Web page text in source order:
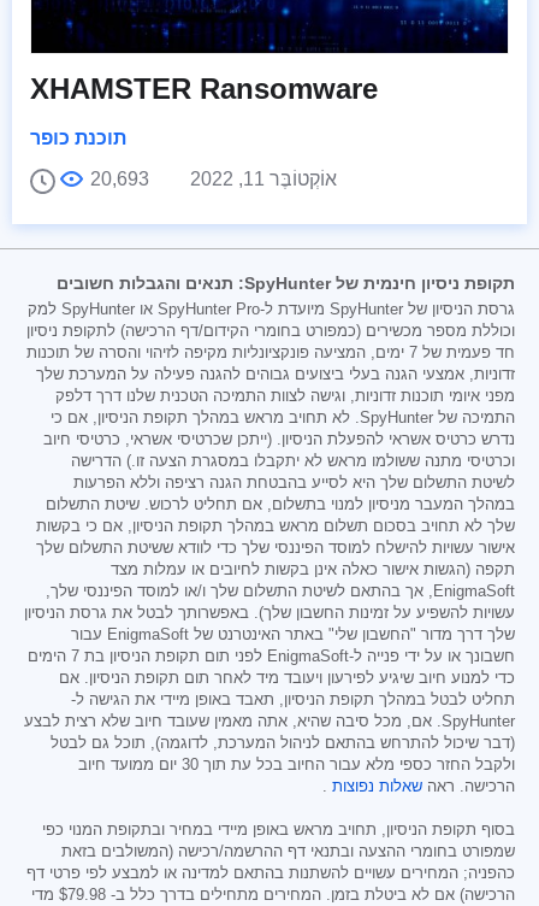
XHAMSTER Ransomware
תוכנת כופר
אוֹקְטוֹבֶּר 11, 2022
20,693
תקופת ניסיון חינמית של SpyHunter: תנאים והגבלות חשובים
גרסת הניסיון של SpyHunter מיועדת ל-SpyHunter Pro או SpyHunter למק
וכוללת מספר מכשירים (כמפורט בחומרי הקידום/דף הרכישה) לתקופת ניסיון
חד פעמית של 7 ימים, המציעה פונקציונליות מקיפה לזיהוי והסרה של תוכנות
זדוניות, אמצעי הגנה בעלי ביצועים גבוהים להגנה פעילה על המערכת שלך
מפני איומי תוכנות זדוניות, וגישה לצוות התמיכה הטכנית שלנו דרך דלפק
התמיכה של SpyHunter. לא תחויב מראש במהלך תקופת הניסיון, אם כי
נדרש כרטיס אשראי להפעלת הניסיון. (ייתכן שכרטיסי אשראי, כרטיסי חיוב
וכרטיסי מתנה ששולמו מראש לא יתקבלו במסגרת הצעה זו.) הדרישה
לשיטת התשלום שלך היא לסייע בהבטחת הגנה רציפה וללא הפרעות
במהלך המעבר מניסיון למנוי בתשלום, אם תחליט לרכוש. שיטת התשלום
שלך לא תחויב בסכום תשלום מראש במהלך תקופת הניסיון, אם כי בקשות
אישור עשויות להישלח למוסד הפיננסי שלך כדי לוודא ששיטת התשלום שלך
תקפה (הגשות אישור כאלה אינן בקשות לחיובים או עמלות מצד
EnigmaSoft, אך בהתאם לשיטת התשלום שלך ו/או למוסד הפיננסי שלך,
עשויות להשפיע על זמינות החשבון שלך). באפשרותך לבטל את גרסת הניסיון
שלך דרך מדור "החשבון שלי" באתר האינטרנט של EnigmaSoft עבור
חשבונך או על ידי פנייה ל-EnigmaSoft לפני תום תקופת הניסיון בת 7 הימים
כדי למנוע חיוב שיגיע לפירעון ויעובד מיד לאחר תום תקופת הניסיון. אם
תחליט לבטל במהלך תקופת הניסיון, תאבד באופן מיידי את הגישה ל-
SpyHunter. אם, מכל סיבה שהיא, אתה מאמין שעובד חיוב שלא רצית לבצע
(דבר שיכול להתרחש בהתאם לניהול המערכת, לדוגמה), תוכל גם לבטל
ולקבל החזר כספי מלא עבור החיוב בכל עת תוך 30 יום ממועד חיוב
הרכישה. ראה שאלות נפוצות .
בסוף תקופת הניסיון, תחויב מראש באופן מיידי במחיר ובתקופת המנוי כפי
שמפורט בחומרי ההצעה ובתנאי דף ההרשמה/רכישה (המשולבים בזאת
כהפניה; המחירים עשויים להשתנות בהתאם למדינה או למבצע לפי פרטי דף
הרכישה) אם לא ביטלת בזמן. המחירים מתחילים בדרך כלל ב- $79.98 מדי